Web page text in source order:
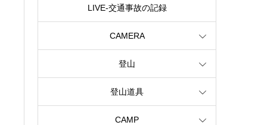
LIVE‐交通事故の記録
CAMERA
登山
登山道具
CAMP